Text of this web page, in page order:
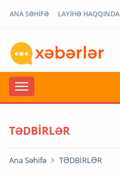
ANA SƏHİFƏ LAYİHƏ HAQQINDA
TƏDBİRLƏR
Ana Səhifə TƏDBİRLƏR